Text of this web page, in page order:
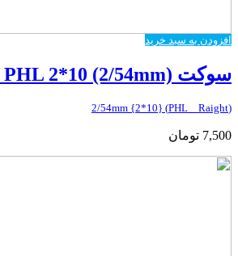
افزودن به سبد خرید
سوکت PHL 2*10 (2/54mm) رایت
(PHL _ Raight) {2*10} 2/54mm
7,500 تومان